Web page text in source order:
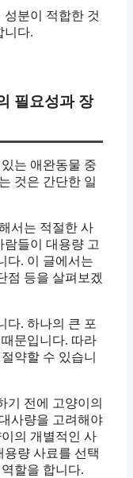
성분이 적합한 것
니다.
필요성과 장
는 애완동물 중
것은 간단한 일
서는 적절한 사
람들이 대용량 고
다. 이 글에서는
점 등을 살펴보겠
다. 하나의 큰 포
문입니다. 따라
약할 수 있습니
기 전에 고양이의
사량을 고려해야
의 개별적인 사
용량 사료를 선택
할을 합니다.